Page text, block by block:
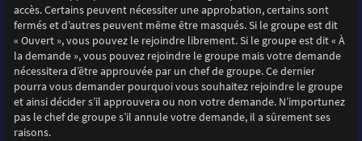
accès. Certains peuvent nécessiter une approbation, certains sont
fermés et d’autres peuvent même être masqués. Si le groupe est dit
« Ouvert », vous pouvez le rejoindre librement. Si le groupe est dit « À
la demande », vous pouvez rejoindre le groupe mais votre demande
nécessitera d’être approuvée par un chef de groupe. Ce dernier
pourra vous demander pourquoi vous souhaitez rejoindre le groupe
et ainsi décider s’il approuvera ou non votre demande. N’importunez
pas le chef de groupe s’il annule votre demande, il a sûrement ses
raisons.